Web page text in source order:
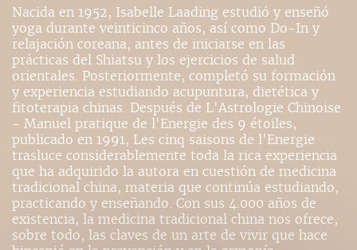
Nacida en 1952, Isabelle Laading estudió y enseñó
yoga durante veinticinco años, así como Do-In y
relajación coreana, antes de iniciarse en las
prácticas del Shiatsu y los ejercicios de salud
orientales. Posteriormente, completó su formación
y experiencia estudiando acupuntura, dietética y
fitoterapia chinas. Después de L'Astrologie Chinoise
- Manuel pratique de l'Energie des 9 étoiles,
publicado en 1991, Les cinq saisons de l'Energie
trasluce considerablemente toda la rica experiencia
que ha adquirido la autora en cuestión de medicina
tradicional china, materia que continúa estudiando,
practicando y enseñando. Con sus 4.000 años de
existencia, la medicina tradicional china nos ofrece,
sobre todo, las claves de un arte de vivir que hace